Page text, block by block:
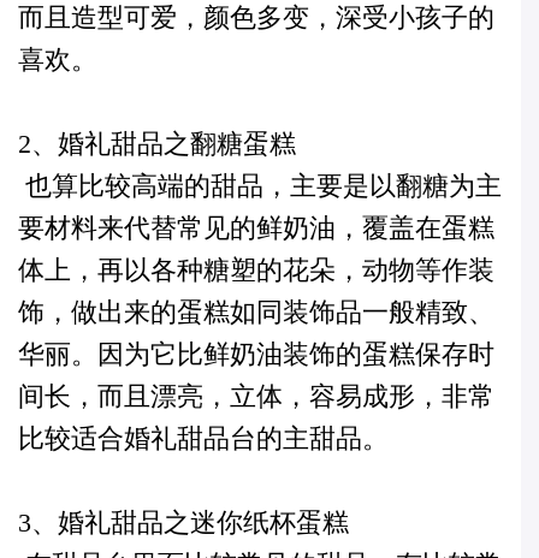
而且造型可爱，颜色多变，深受小孩子的
喜欢。
2、婚礼甜品之翻糖蛋糕
也算比较高端的甜品，主要是以翻糖为主
要材料来代替常见的鲜奶油，覆盖在蛋糕
体上，再以各种糖塑的花朵，动物等作装
饰，做出来的蛋糕如同装饰品一般精致、
华丽。因为它比鲜奶油装饰的蛋糕保存时
间长，而且漂亮，立体，容易成形，非常
比较适合婚礼甜品台的主甜品。
3、婚礼甜品之迷你纸杯蛋糕